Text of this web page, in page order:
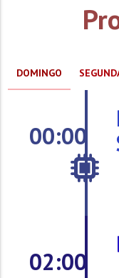
DOMINGO
00:00
02:00